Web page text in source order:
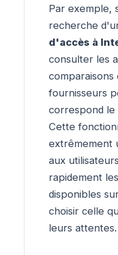
Par exemple,
recherche
d'accès à
consulter les
fournisseurs
correspond le
Cette
extrêmement
aux
rapidement
disponibles
choisir celle
leurs attentes.